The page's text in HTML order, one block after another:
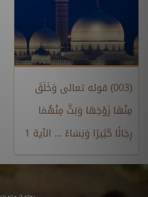
(003) قوله تعالى وَخَلَقَ
مِنْهَا زَوْجَهَا وَبَثَّ مِنْهُمَا
رِجَالًا كَثِيرًا وَنِسَاءً ... الآية 1